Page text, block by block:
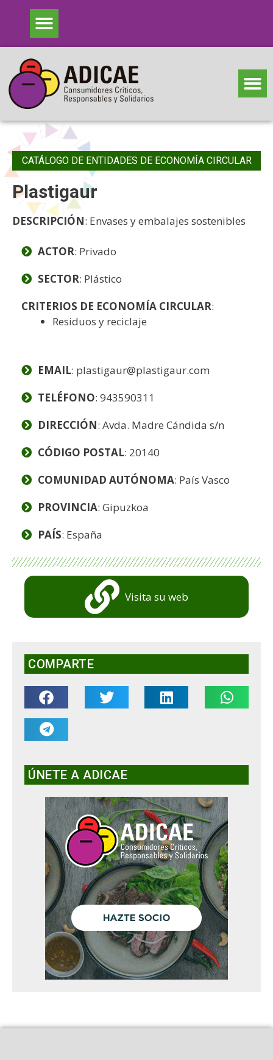
CATÁLOGO DE ENTIDADES DE ECONOMÍA CIRCULAR
Plastigaur
DESCRIPCIÓN: Envases y embalajes sostenibles
ACTOR: Privado
SECTOR: Plástico
CRITERIOS DE ECONOMÍA CIRCULAR:
Residuos y reciclaje
EMAIL: plastigaur@plastigaur.com
TELÉFONO: 943590311
DIRECCIÓN: Avda. Madre Cándida s/n
CÓDIGO POSTAL: 20140
COMUNIDAD AUTÓNOMA: País Vasco
PROVINCIA: Gipuzkoa
PAÍS: España
Visita su web
COMPARTE
ÚNETE A ADICAE